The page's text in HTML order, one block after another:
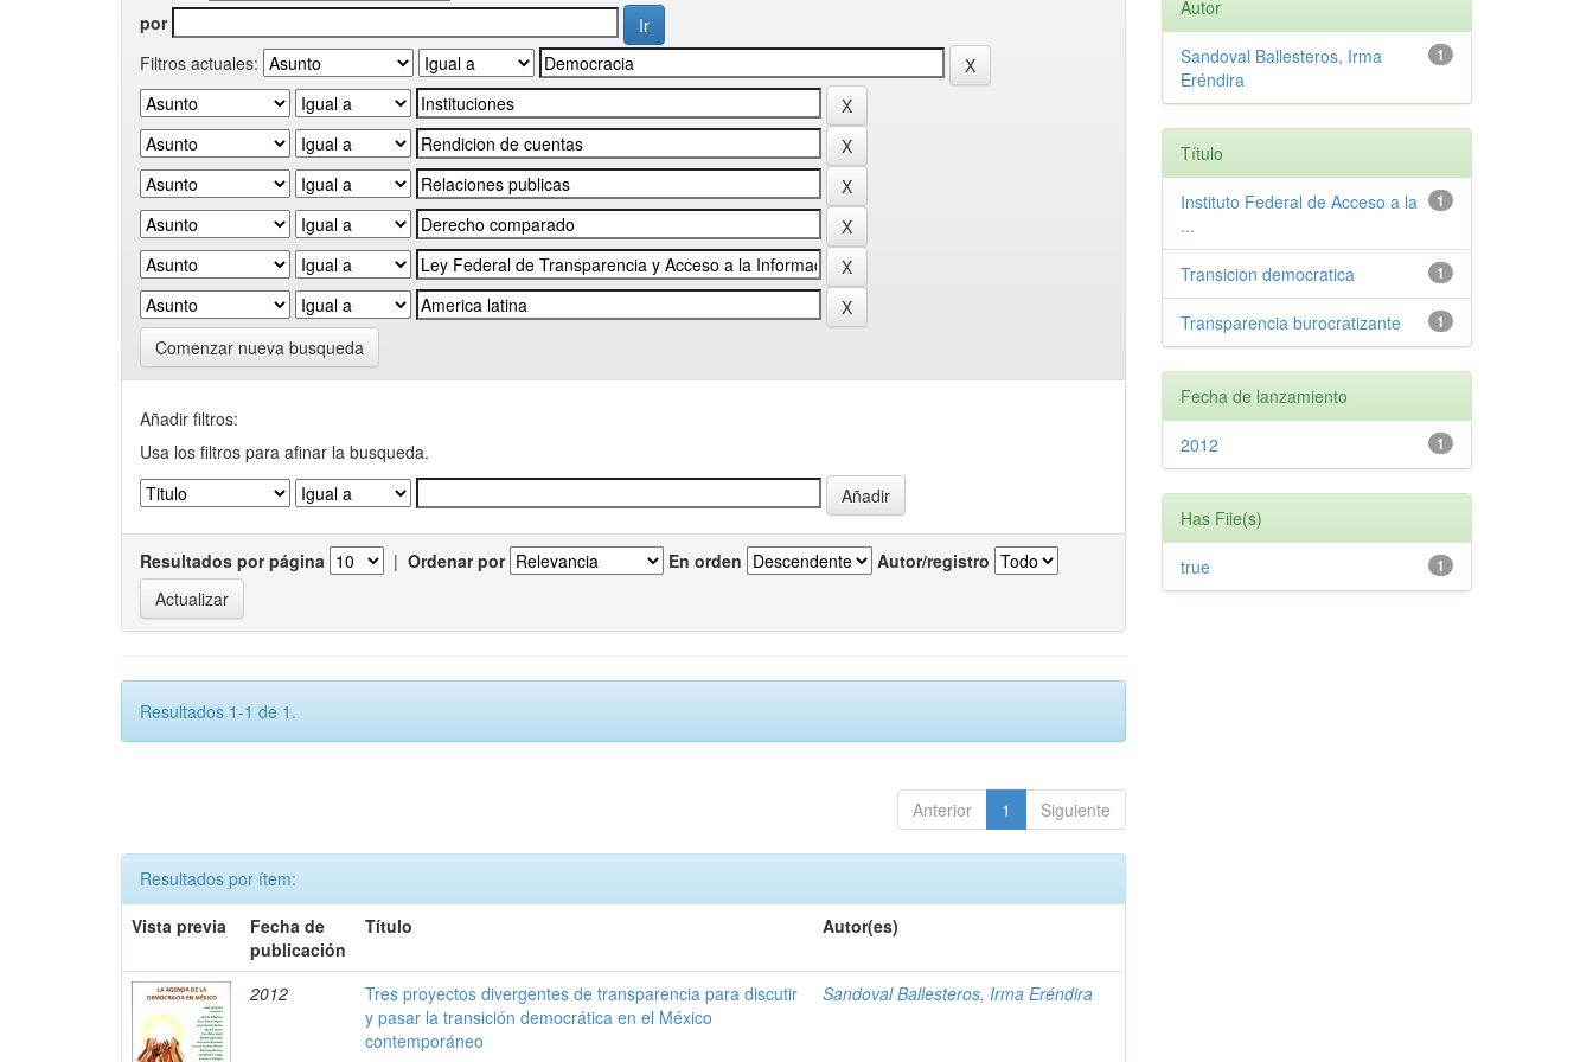
por
Filtros actuales:
Comenzar nueva busqueda
Añadir filtros:
Usa los filtros para afinar la busqueda.
Resultados por página | Ordenar por En orden Autor/registro
Resultados 1-1 de 1.
Anterior 1 Siguiente
Resultados por ítem:
Vista previa
Fecha de
publicación
Título Autor(es)
2012
Tres proyectos divergentes de transparencia para discutir
y pasar la transición democrática en el México
contemporáneo
Sandoval Ballesteros, Irma Eréndira
Autor
1
Sandoval Ballesteros, Irma
Eréndira
Título
1
Instituto Federal de Acceso a la
...
1
Transicion democratica
1
Transparencia burocratizante
Fecha de lanzamiento
1
2012
Has File(s)
1
true